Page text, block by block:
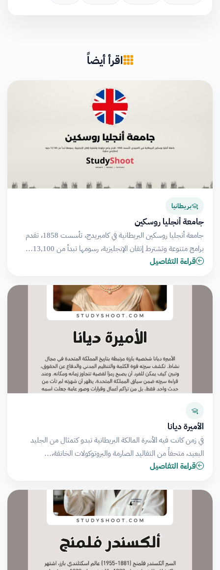
اقرأ أيضاً
بريطانيا
جامعة أنجليا روسكين
جامعة أنجليا روسكين البريطانية في كامبريدج، تأسست 1858، تقدم
برامج متنوعة وتشترط إتقان الإنجليزية، رسومها تبدأ من 13,100…
قراءة التفاصيل
الأميرة ديانا
في زمن كانت فيه الأسرة المالكة البريطانية تبدو كتمثال من الجليد
البعيد، متحفاً من التقاليد الصارمة والبروتوكولات الخانقة،…
قراءة التفاصيل